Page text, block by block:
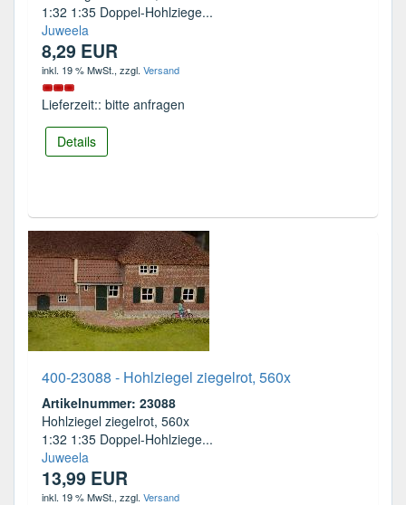
1:32 1:35 Doppel-Hohlziege...
Juweela
8,29 EUR
inkl. 19 % MwSt., zzgl. Versand
Lieferzeit:: bitte anfragen
Details
400-23088 - Hohlziegel ziegelrot, 560x
Artikelnummer: 23088
Hohlziegel ziegelrot, 560x
1:32 1:35 Doppel-Hohlziege...
Juweela
13,99 EUR
inkl. 19 % MwSt., zzgl. Versand